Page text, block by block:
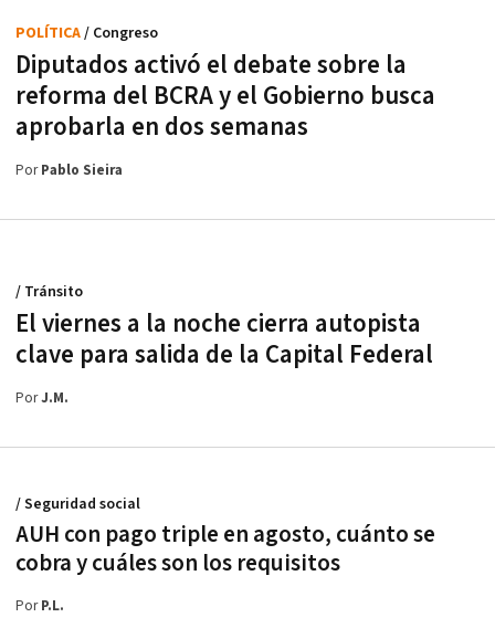
Diputados activó el debate sobre la
reforma del BCRA y el Gobierno busca
aprobarla en dos semanas
POLÍTICA/ Congreso
PorPablo Sieira
El viernes a la noche cierra autopista
clave para salida de la Capital Federal
/ Tránsito
PorJ.M.
AUH con pago triple en agosto, cuánto se
cobra y cuáles son los requisitos
/ Seguridad social
PorP.L.